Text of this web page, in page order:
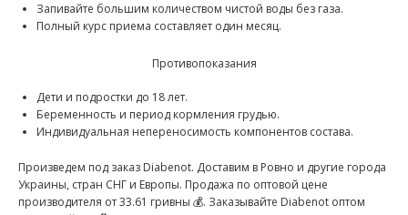
Запивайте большим количеством чистой воды без газа.
Полный курс приема составляет один месяц.
Противопоказания
Дети и подростки до 18 лет.
Беременность и период кормления грудью.
Индивидуальная непереносимость компонентов состава.
Произведем под заказ Diabenot. Доставим в Ровно и другие города
Украины, стран СНГ и Европы. Продажа по оптовой цене
производителя от 33.61 гривны 💰. Заказывайте Diabenot оптом